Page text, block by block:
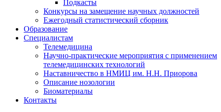
Подкасты
Конкурсы на замещение научных должностей
Ежегодный статистический сборник
Образование
Специалистам
Телемедицина
Научно-практические мероприятия с применением
телемедицинских технологий
Наставничество в НМИЦ им. Н.Н. Приорова
Описание нозологии
Биоматериалы
Контакты